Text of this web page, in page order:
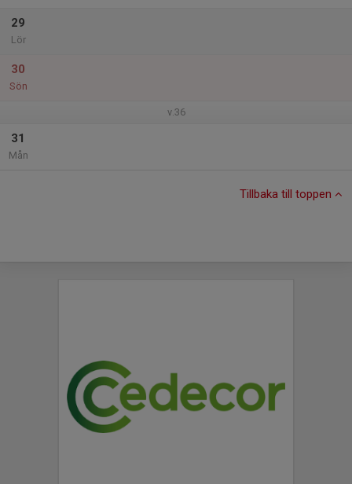
29
Lör
30
Sön
v.36
31
Mån
Tillbaka till toppen